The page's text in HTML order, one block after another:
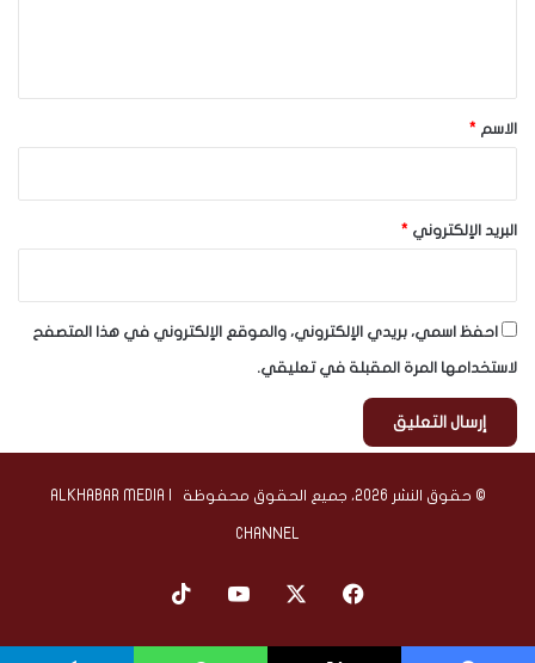
*الاسم *
البريد الإلكتروني *
احفظ اسمي، بريدي الإلكتروني، والموقع الإلكتروني في هذا المتصفح
لاستخدامها المرة المقبلة في تعليقي.
© حقوق النشر 2026، جميع الحقوق محفوظة | ALKHABAR MEDIA
CHANNEL
فيسبوك ‫YouTube